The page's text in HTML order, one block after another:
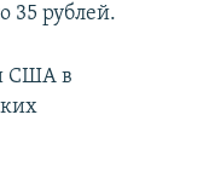
35 рублей.
США в